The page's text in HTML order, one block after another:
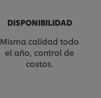
DISPONIBILIDAD
Misma calidad todo
el año, control de
costos.